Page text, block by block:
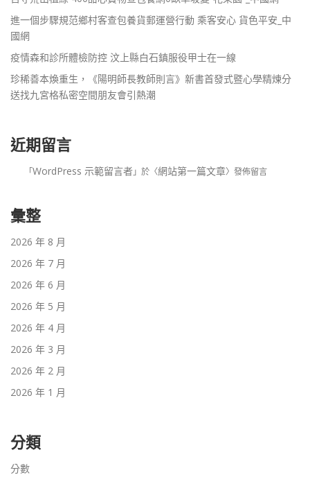
進一個步驟規范鄉村客查包養貨郵運營行動 乘客安心 貨色平安_中
國網
疫情森和診所體檢防控 汶上縣白石鎮服役甲士在一線
珍稀善本煥重生，《陽明師長教師則言》新書首發式暨心學精煉分
送找九宮格私密空間朋友會引熱潮
近期留言
「WordPress 示範留言者」於〈網站第一篇文章〉發佈留言
彙整
2026 年 8 月
2026 年 7 月
2026 年 6 月
2026 年 5 月
2026 年 4 月
2026 年 3 月
2026 年 2 月
2026 年 1 月
分類
分數